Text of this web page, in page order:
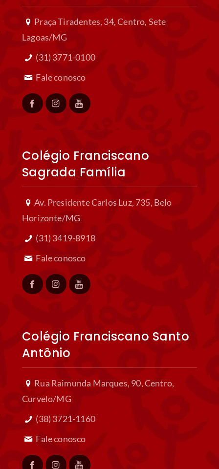
Praça Tiradentes, 34, Centro, Sete
Lagoas/MG
(31) 3771-0100
Fale conosco
Colégio Franciscano
Sagrada Família
Av. Presidente Carlos Luz, 735, Belo
Horizonte/MG
(31) 3419-8918
Fale conosco
Colégio Franciscano Santo
Antônio
Rua Raimunda Marques, 90, Centro,
Curvelo/MG
(38) 3721-1160
Fale conosco